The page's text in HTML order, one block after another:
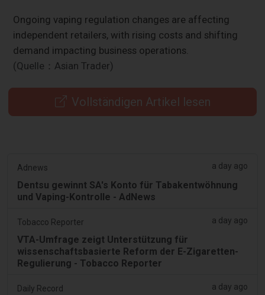
Ongoing vaping regulation changes are affecting
independent retailers, with rising costs and shifting
demand impacting business operations.
(Quelle：Asian Trader)
Vollständigen Artikel lesen
Adnews a day ago
Dentsu gewinnt SA's Konto für Tabakentwöhnung
und Vaping-Kontrolle - AdNews
Tobacco Reporter a day ago
VTA-Umfrage zeigt Unterstützung für
wissenschaftsbasierte Reform der E-Zigaretten-
Regulierung - Tobacco Reporter
Daily Record a day ago